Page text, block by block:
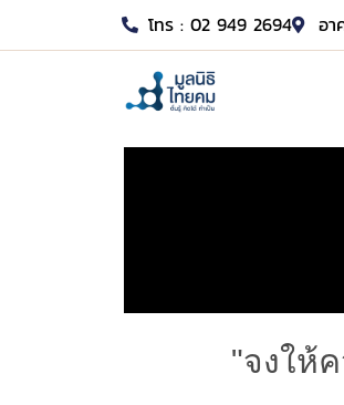
โทร : 02 949 2694 อา
"จงให้